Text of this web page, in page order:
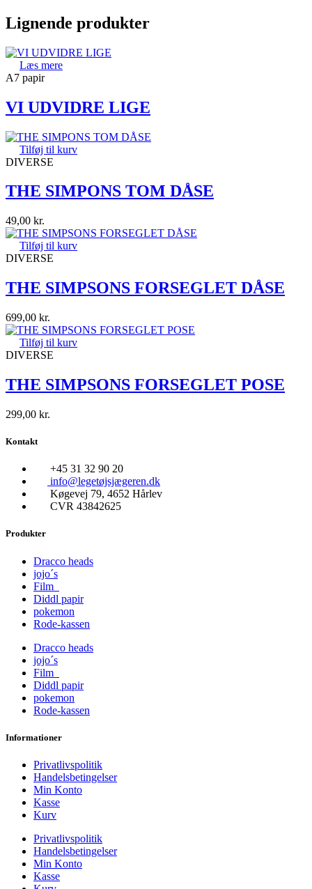
Lignende produkter
Læs mere
A7 papir
VI UDVIDRE LIGE
Tilføj til kurv
DIVERSE
THE SIMPONS TOM DÅSE
49,00 kr.
Tilføj til kurv
DIVERSE
THE SIMPSONS FORSEGLET DÅSE
699,00 kr.
Tilføj til kurv
DIVERSE
THE SIMPSONS FORSEGLET POSE
299,00 kr.
Kontakt
+45 31 32 90 20
info@legetøjsjægeren.dk
Køgevej 79, 4652 Hårlev
CVR 43842625
Produkter
Dracco heads
jojo´s
Film
Diddl papir
pokemon
Rode-kassen
Dracco heads
jojo´s
Film
Diddl papir
pokemon
Rode-kassen
Informationer
Privatlivspolitik
Handelsbetingelser
Min Konto
Kasse
Kurv
Privatlivspolitik
Handelsbetingelser
Min Konto
Kasse